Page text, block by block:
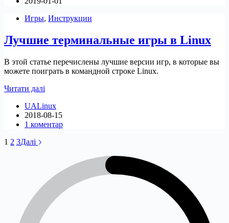
терміналу
Android
Игры, Инструкции
Лучшие терминальные игры в Linux
В этой статье перечислены лучшие версии игр, в которые вы
можете поиграть в командной строке Linux.
Читати далі
игры
в
Linux
UALinux
2018-08-15
1 коментар
1 2 3Далі